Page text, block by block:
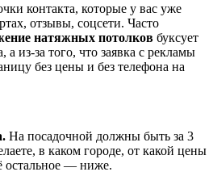
контакта, которые у вас уже
отзывы, соцсети. Часто
натяжных потолков буксует
а из-за того, что заявка с рекламы
без цены и без телефона на
На посадочной должны быть за 3
в каком городе, от какой цены
остальное — ниже.